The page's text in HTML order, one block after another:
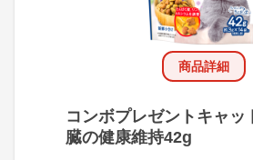
商品詳細
コンボプレゼントキャッ
臓の健康維持42g